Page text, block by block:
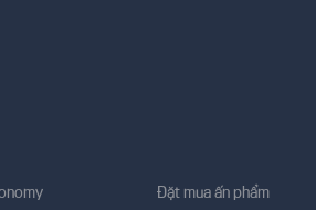
Đặt mua ấn phẩm